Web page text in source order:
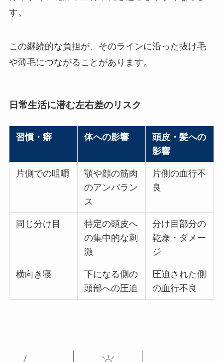
す。
この継続的な負担が、そのラインに沿った抜け毛
や薄毛につながることがあります。
日常生活に潜む左右差のリスク
習慣・癖 体への影響
頭皮・髪への
影響
片側での咀嚼
顎や顔の筋肉
のアンバラン
ス
片側の血行不
良
同じ分け目
特定の頭皮へ
の集中的な刺
激
分け目部分の
乾燥・ダメー
ジ
横向き寝
下になる側の
頭部への圧迫
圧迫された側
の血行不良